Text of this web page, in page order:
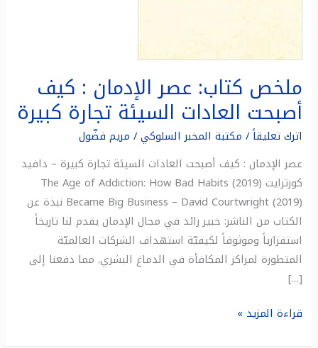
ملخص كتاب: عصر الإدمان : كيف
أصبحت العادات السيئة تجارة كبيرة
اترك تعليقاً/ مكتبة المخبر السلوكي/ مريم فضّول
عصر الإدمان : كيف أصبحت العادات السيئة تجارة كبيرة – دافيد
كورترايت (2019) The Age of Addiction: How Bad Habits
Became Big Business – David Courtwright (2019) نبذة عن
الكتاب من الناشر: خبير رائد في مجال الإدمان يقدم لنا تاريخاً
استفزازياً وموثوقاً لكيفيّة استهداف الشركات العالميّة
المتطورة لمراكز المكافأة في الدماغ البشري. مما دفعنا إلى
[…]
قراءة المزيد »